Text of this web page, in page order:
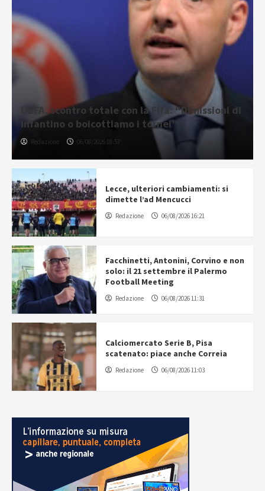
UEFA, scontro totale con la Fifa: “Dimissioni di
Infantino o boicottiamo i tornei”
Redazione 06/08/2026 18:57
Lecce, ulteriori cambiamenti: si
dimette l’ad Mencucci
Redazione 06/08/2026 16:21
Facchinetti, Antonini, Corvino e non
solo: il 21 settembre il Palermo
Football Meeting
Redazione 06/08/2026 11:31
Calciomercato Serie B, Pisa
scatenato: piace anche Correia
Redazione 06/08/2026 11:03